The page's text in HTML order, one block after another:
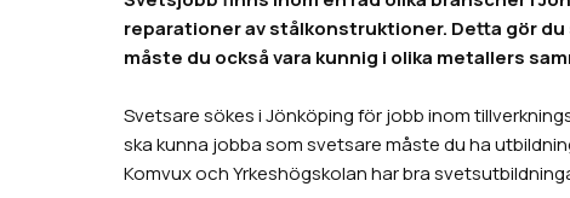
reparationer av stålkonstruktioner. Detta gör
måste du också vara kunnig i olika metallers
Svetsare sökes i Jönköping för jobb inom
ska kunna jobba som svetsare måste du ha
Komvux och Yrkeshögskolan har bra